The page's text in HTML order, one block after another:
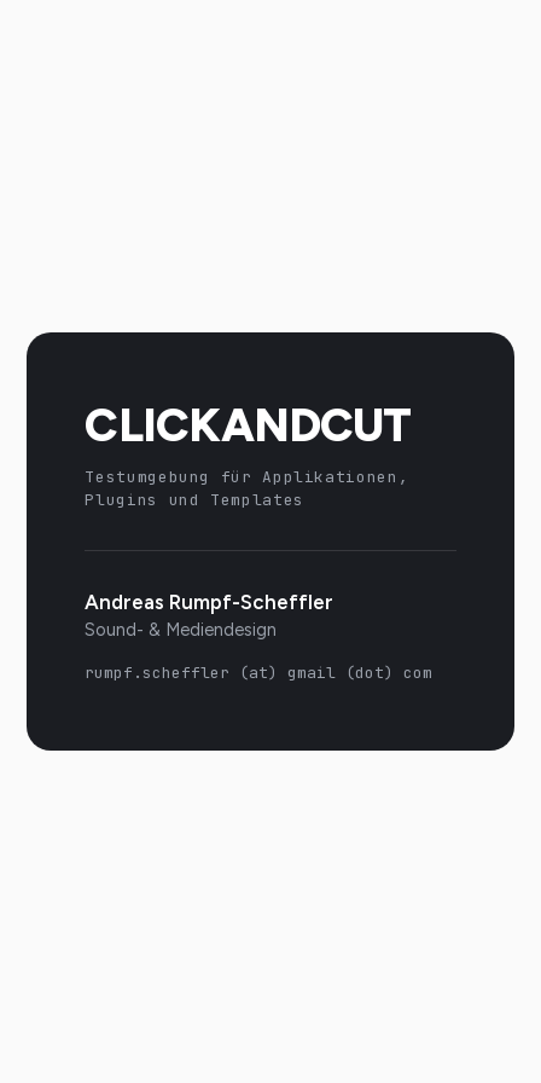
CLICKANDCUT
Testumgebung für Applikationen,
Plugins und Templates
Andreas Rumpf-Scheffler
Sound- & Mediendesign
rumpf.scheffler (at) gmail (dot) com